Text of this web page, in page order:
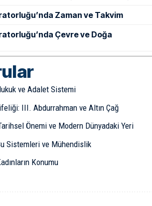
Zaman ve Takvim
Çevre ve Doğa
ve Adalet Sistemi
III. Abdurrahman ve Altın Çağ
Önemi ve Modern Dünyadaki Yeri
Sistemleri ve Mühendislik
Konumu